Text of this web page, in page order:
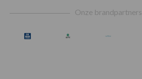
Onze brandpartners